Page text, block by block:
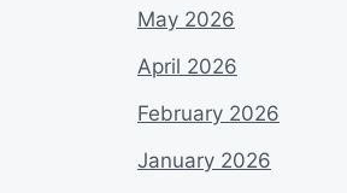
May 2026
April 2026
February 2026
January 2026